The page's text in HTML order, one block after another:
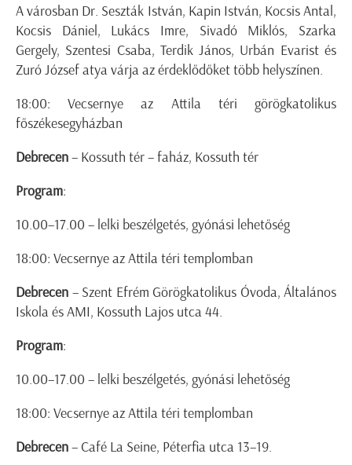
A városban Dr. Seszták István, Kapin István, Kocsis Antal,
Kocsis Dániel, Lukács Imre, Sivadó Miklós, Szarka
Gergely, Szentesi Csaba, Terdik János, Urbán Evarist és
Zuró József atya várja az érdeklődőket több helyszínen.
18:00: Vecsernye az Attila téri görögkatolikus
főszékesegyházban
Debrecen– Kossuth tér – faház, Kossuth tér
Program:
10.00–17.00 – lelki beszélgetés, gyónási lehetőség
18:00: Vecsernye az Attila téri templomban
Debrecen – Szent Efrém Görögkatolikus Óvoda, Általános
Iskola és AMI, Kossuth Lajos utca 44.
Program:
10.00–17.00 – lelki beszélgetés, gyónási lehetőség
18:00: Vecsernye az Attila téri templomban
Debrecen– Café La Seine, Péterfia utca 13–19.